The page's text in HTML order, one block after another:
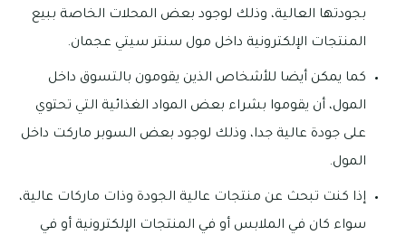
بجودتها العالية، وذلك لوجود بعض المحلات الخاصة ببيع
المنتجات الإلكترونية داخل مول سنتر سيتي عجمان.
كما يمكن أيضا للأشخاص الذين يقومون بالتسوق داخل
المول، أن يقوموا بشراء بعض المواد الغذائية التي تحتوي
على جودة عالية جدا، وذلك لوجود بعض السوبر ماركت داخل
المول.
إذا كنت تبحث عن منتجات عالية الجودة وذات ماركات عالية،
سواء كان في الملابس أو في المنتجات الإلكترونية أو في